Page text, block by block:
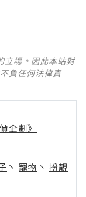
立場。因此本站對
負任何法律責
企劃》
丶 寵物 丶 扮靚